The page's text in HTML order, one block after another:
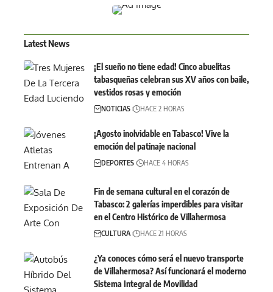
Latest News
¡El sueño no tiene edad! Cinco abuelitas
tabasqueñas celebran sus XV años con baile,
vestidos rosas y emoción
NOTICIAS HACE 2 HORAS
¡Agosto inolvidable en Tabasco! Vive la
emoción del patinaje nacional
DEPORTES HACE 4 HORAS
Fin de semana cultural en el corazón de
Tabasco: 2 galerías imperdibles para visitar
en el Centro Histórico de Villahermosa
CULTURA HACE 21 HORAS
¿Ya conoces cómo será el nuevo transporte
de Villahermosa? Así funcionará el moderno
Sistema Integral de Movilidad